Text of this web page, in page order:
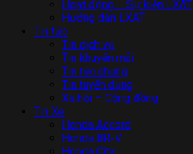
Hoạt động – Sự kiện LXAT
Hướng dẫn LXAT
Tin tức
Tin dịch vụ
Tin khuyến mãi
Tin tức chung
Tin tuyển dụng
Xã hội – Cộng đồng
Tin Xe
Honda Accord
Honda BR-V